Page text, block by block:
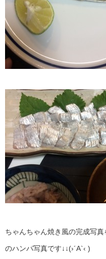
ちゃんちゃん焼き風の完成写
のハンパ写真です↓↓(›´A`‹ )